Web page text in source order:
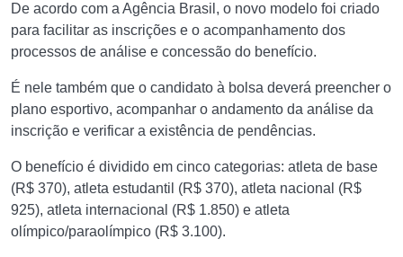
De acordo com a Agência Brasil, o novo modelo foi criado
para facilitar as inscrições e o acompanhamento dos
processos de análise e concessão do benefício.
É nele também que o candidato à bolsa deverá preencher o
plano esportivo, acompanhar o andamento da análise da
inscrição e verificar a existência de pendências.
O benefício é dividido em cinco categorias: atleta de base
(R$ 370), atleta estudantil (R$ 370), atleta nacional (R$
925), atleta internacional (R$ 1.850) e atleta
olímpico/paraolímpico (R$ 3.100).